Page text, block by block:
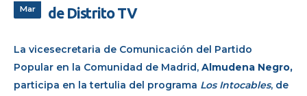
Mar
de Distrito TV
La vicesecretaria de Comunicación del Partido
Popular en la Comunidad de Madrid, Almudena Negro,
participa en la tertulia del programa Los Intocables, de